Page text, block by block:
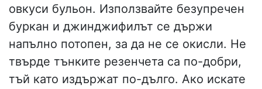
овкуси бульон. Използвайте безупречен
буркан и джинджифилът се държи
напълно потопен, за да не се окисли. Не
твърде тънките резенчета са по-добри,
тъй като издържат по-дълго. Ако искате